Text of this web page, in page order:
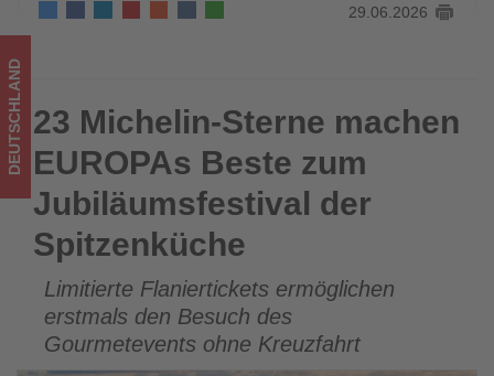
Spitzenküche
-
Wissen,
was
im
Tourismus
los
ist!
29.06.2026
23 Michelin-Sterne machen EUROPAs Beste zum
Jubiläumsfestival der Spitzenküche
DEUTSCHLAND 23 Michelin-Sterne machen
EUROPAs Beste zum
Jubiläumsfestival der
Spitzenküche
Limitierte Flaniertickets ermöglichen
erstmals den Besuch des
Gourmetevents ohne Kreuzfahrt